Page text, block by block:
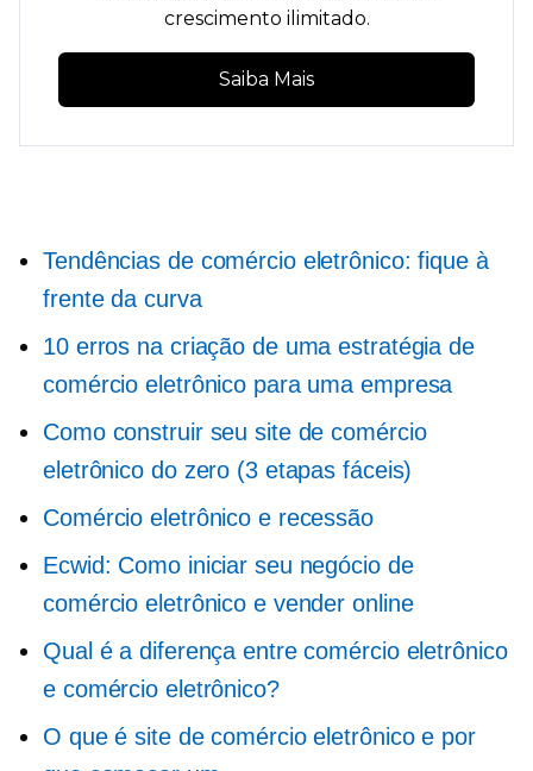
crescimento ilimitado.
Saiba Mais
Tendências de comércio eletrônico: fique à
frente da curva
10 erros na criação de uma estratégia de
comércio eletrônico para uma empresa
Como construir seu site de comércio
eletrônico do zero (3 etapas fáceis)
Comércio eletrônico e recessão
Ecwid: Como iniciar seu negócio de
comércio eletrônico e vender online
Qual é a diferença entre comércio eletrônico
e comércio eletrônico?
O que é site de comércio eletrônico e por